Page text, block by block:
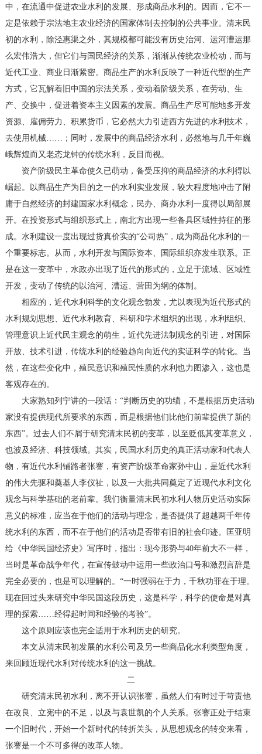
中，在流通中促进农业水利的发展、形成商品水利的。因而，它不一
定是依赖于宗法地主农业经济的国家体制去控制的公共事业。清末民
初的水利，除泾惠渠之外，其规模都可能没有历史治河、运河漕运那
么宏伟浩大，但它们与国民经济的关系，渐渐从传统农业松动，而与
近代工业、商业日渐紧密。商品生产的水利反映了一种近代型的生产
方式，它瓦解着旧中国的宗法关系，变动着阶级关系，在劳动、生
产、交换中，促进着资本主义因素的发展。商品生产尽可能地多开发
资源、雇佣劳力、积累货币，它必然大力引进西方先进的水利技术，
去使用机械……；同时，发展中的商品经济水利，必然地与几千年巍
峨辉煌而又老态龙钟的传统水利，反目而视。
资产阶级民主革命使久已萌动，备受压抑的商品经济的水利得以
崛起。以商品生产为目的之一的水利实业发展，较大程度地冲击了附
庸于自然经济的封建国家水利概念，民办、商办水利一度得以局部展
开。在投资形式与组织形式上，南北方出现一些备具区域性持征的形
成。水利建设一度出现过货真价实的“公司热”，成为商品化水利的一
个重要标志。从而，水利开发与国际资本、国际组织亦发生联系。正
是在这一变革中，水政亦出现了近代的形式的，立足于流域、区域性
开发，变动了传统的以治河、漕运、营田为纲的体制。
相应的，近代水利科学的文化观念勃发，尤以表现为近代形式的
水利规划思想、近代水利教育、科研和学术组织的出现，水利组织、
管理意识上近代民主观念的萌生，近代先进法制观念的引进，对国际
开放、技术引进，传统水利的经验趋向向近代的实证科学的转化。当
然，在这些变化中，殖民意识和殖民性质的水利也力图渗入，这也是
客观存在的。
大家熟知列宁讲的一段话：“判断历史的功绩，不是根据历史活动
家没有提供现代所要求的东西，而是根据他们比他们前辈提供了新的
东西”。过去人们不屑于研究清末民初的变革，以至贬低其变革意义，
也波及经济、科技领域。其实，民国水利历史的真正活动家和代表人
物，有近代水利铺路者张謇，有资产阶级革命家孙中山，是近代水利
的伟大先驱和奠基人李仪祉，以及一大批共同奠定了近现代水利文化
观念与科学基础的老前辈。我们衡量清末民初水利人物历史活动实际
意义的标准，应当在于他们的活动与理念，是否提供了超越两千年传
统水利的东西，而不在于他们的活动是否带有旧的社会印迹。匡亚明
给《中华民国经济史》写序时，指出：现今形势与40年前大不一样，
当时是革命战争年代，在宣传鼓动中运用一些政治口号和激烈言辞是
完全必要的，也是可以理解的。“一时强弱在于力，千秋功罪在于理。
现在回过头来研究中华民国这段历史，这是科学，科学的使命是对真
理的探索……经得起时间和经验的考验”。
这个原则应该也完全适用于水利历史的研究。
本文从清末民初发展的水利公司及另一些商品化水利类型角度，
来回顾近现代水利对传统水利的这一挑战。
二
研究清末民初水利，离不开认识张謇，虽然人们有时过于苛责他
在改良、立宪中的不足，以及与袁世凯的个人关系。张謇正处于结束
一个旧时代，开始一个新时代的转折关头，从思想观念的转变来看，
张謇是一个不可多得的改革人物。